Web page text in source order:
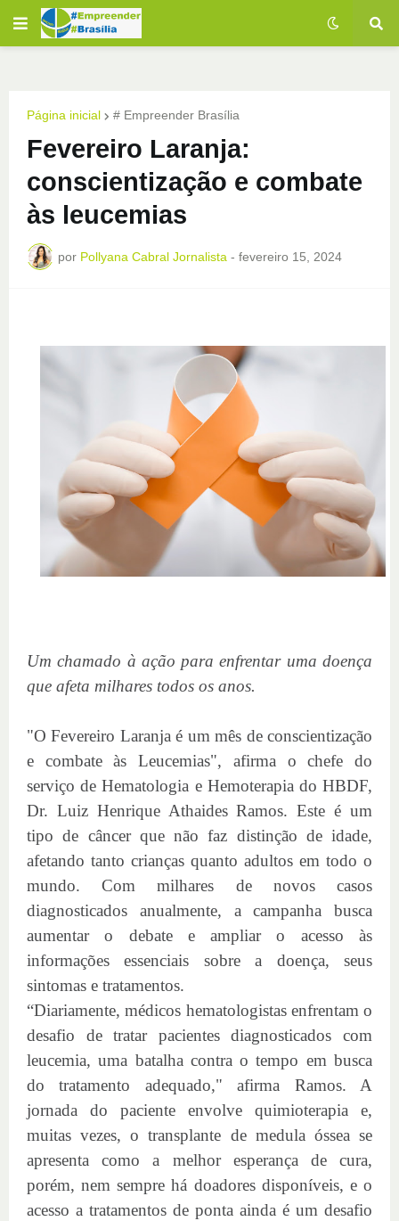
Página inicial # Empreender Brasília
Fevereiro Laranja:
conscientização e combate
às leucemias
por Pollyana Cabral Jornalista - fevereiro 15, 2024
Um chamado à ação para enfrentar uma doença
que afeta milhares todos os anos.
"O Fevereiro Laranja é um mês de conscientização
e combate às Leucemias", afirma o chefe do
serviço de Hematologia e Hemoterapia do HBDF,
Dr. Luiz Henrique Athaides Ramos. Este é um
tipo de câncer que não faz distinção de idade,
afetando tanto crianças quanto adultos em todo o
mundo. Com milhares de novos casos
diagnosticados anualmente, a campanha busca
aumentar o debate e ampliar o acesso às
informações essenciais sobre a doença, seus
sintomas e tratamentos.
“Diariamente, médicos hematologistas enfrentam o
desafio de tratar pacientes diagnosticados com
leucemia, uma batalha contra o tempo em busca
do tratamento adequado," afirma Ramos. A
jornada do paciente envolve quimioterapia e,
muitas vezes, o transplante de medula óssea se
apresenta como a melhor esperança de cura,
porém, nem sempre há doadores disponíveis, e o
acesso a tratamentos de ponta ainda é um desafio